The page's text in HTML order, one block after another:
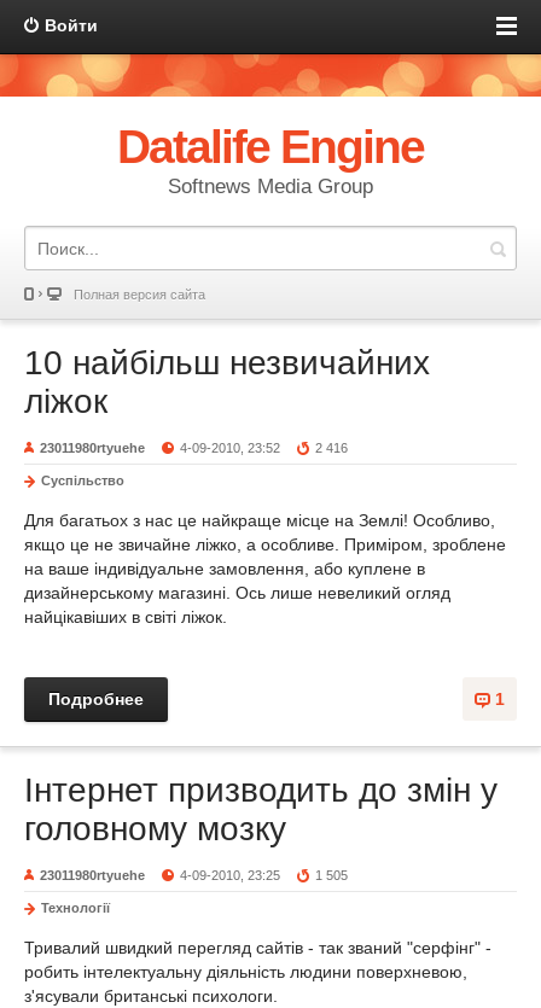
Войти
Datalife Engine
Softnews Media Group
Полная версия сайта
10 найбільш незвичайних
ліжок
23011980rtyuehe 4-09-2010, 23:52 2 416
Суспільство
Для багатьох з нас це найкраще місце на Землі! Особливо,
якщо це не звичайне ліжко, а особливе. Приміром, зроблене
на ваше індивідуальне замовлення, або куплене в
дизайнерському магазині. Ось лише невеликий огляд
найцікавіших в світі ліжок.
1
Подробнее
Інтернет призводить до змін у
головному мозку
23011980rtyuehe 4-09-2010, 23:25 1 505
Технології
Тривалий швидкий перегляд сайтів - так званий "серфінг" -
робить інтелектуальну діяльність людини поверхневою,
з'ясували британські психологи.